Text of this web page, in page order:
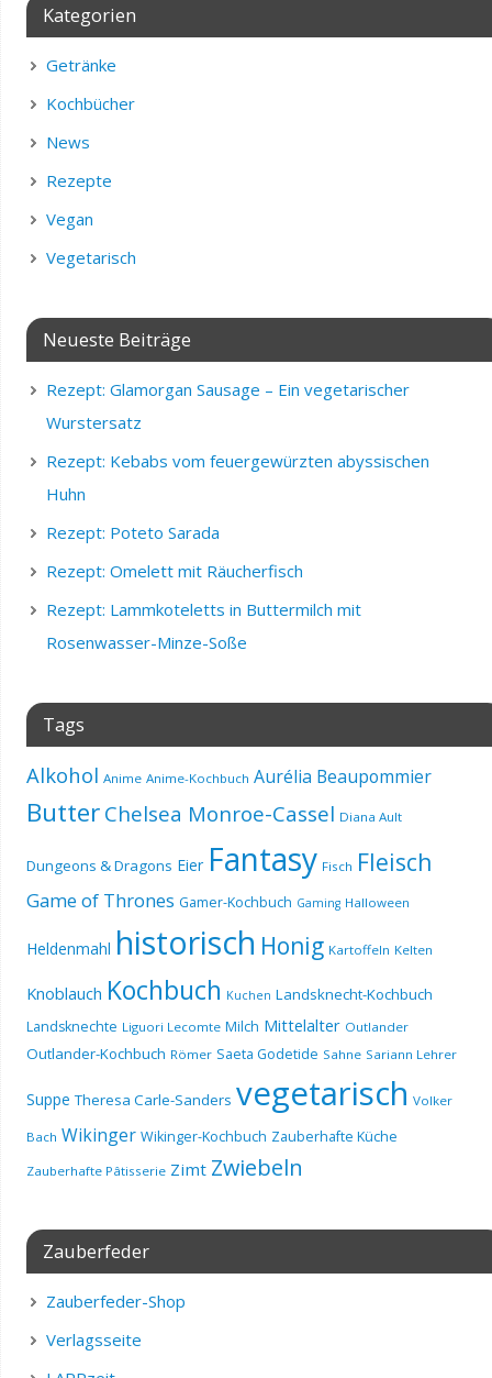
Kategorien
Getränke
Kochbücher
News
Rezepte
Vegan
Vegetarisch
Neueste Beiträge
Rezept: Glamorgan Sausage – Ein vegetarischer
Wurstersatz
Rezept: Kebabs vom feuergewürzten abyssischen
Huhn
Rezept: Poteto Sarada
Rezept: Omelett mit Räucherfisch
Rezept: Lammkoteletts in Buttermilch mit
Rosenwasser-Minze-Soße
Tags
Alkohol Anime Anime-Kochbuch Aurélia Beaupommier
Butter Chelsea Monroe-Cassel Diana Ault
Dungeons & Dragons Eier Fantasy Fisch Fleisch
Game of Thrones Gamer-Kochbuch Gaming Halloween
Heldenmahl historisch Honig Kartoffeln Kelten
Knoblauch Kochbuch Kuchen Landsknecht-Kochbuch
Landsknechte Liguori Lecomte Milch Mittelalter Outlander
Outlander-Kochbuch Römer Saeta Godetide Sahne Sariann Lehrer
Suppe Theresa Carle-Sanders vegetarisch Volker
Bach Wikinger Wikinger-Kochbuch Zauberhafte Küche
Zauberhafte Pâtisserie Zimt Zwiebeln
Zauberfeder
Zauberfeder-Shop
Verlagsseite